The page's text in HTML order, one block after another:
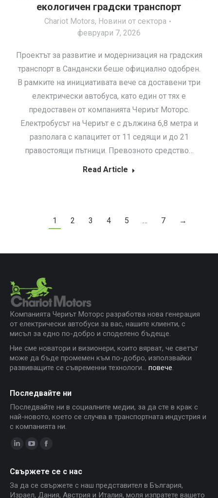
екологичен градски транспорт
Chariot Motors, Новини от сектора
февруари 7, 2026
Проектът за развитие и модернизация на градския
транспорт в Сандански беше официално одобрен.
В рамките на инициативата вече са доставени три
електрически автобуса, като един от тях е
предоставен от компанията Чериът Моторс.
Електробусът на Чериът е с дължина 6,8 метра и
разполага с капацитет от 11 седящи и до 21
правостоящи пътници. Превозното средство…
Read Article
1 2 3 4 5 … 7 →
Компанията Чериът Моторс разработва нова генерация
от електрически автобуси за вас, нашите клиенти, с
мисъл за едно по-добро и споделено бъдеще.
Ние сме новатори и визионери, които вярват, че светът
може да бъде промемен към по-добро, използвайки
развиващите се съвременни технологи... повече.
Последвайте ни
Последвайте ни в социалните медии, за да сте в крак с
най-новото, което се случва в транспортната индустрия и
с компанията ни.
opens
in
opens
in
opens
in
Свържете се с нас
За да се свържете с наш представител в България,
Израел, Дания, Австрия и Италия, моля изпратете вашето